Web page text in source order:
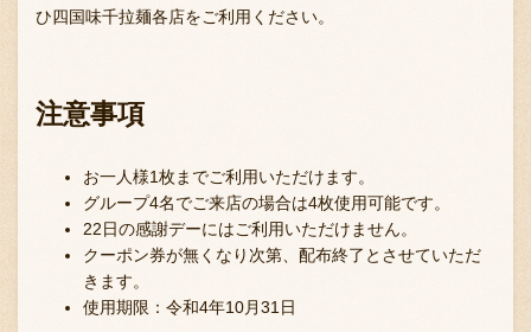
ひ四国味千拉麺各店をご利用ください。
注意事項
お一人様1枚までご利用いただけます。
グループ4名でご来店の場合は4枚使用可能です。
22日の感謝デーにはご利用いただけません。
クーポン券が無くなり次第、配布終了とさせていただ
きます。
使用期限：令和4年10月31日